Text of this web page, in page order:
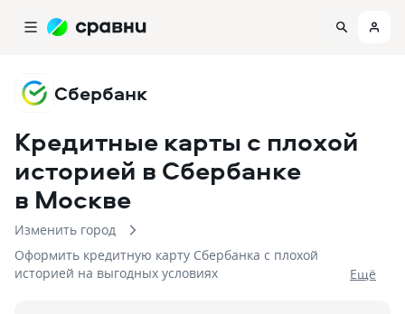
Сбербанк
Кредитные карты с плохой
историей в Сбербанке
в Москве
Изменить город
Оформить кредитную карту Сбербанка с плохой
историей на выгодных условиях
Eщё